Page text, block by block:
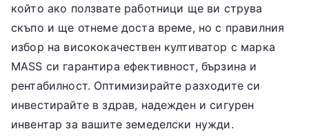
който ако ползвате работници ще ви струва
скъпо и ще отнеме доста време, но с правилния
избор на висококачествен култиватор с марка
MASS си гарантира ефективност, бързина и
рентабилност. Оптимизирайте разходите си
инвестирайте в здрав, надежден и сигурен
инвентар за вашите земеделски нужди.